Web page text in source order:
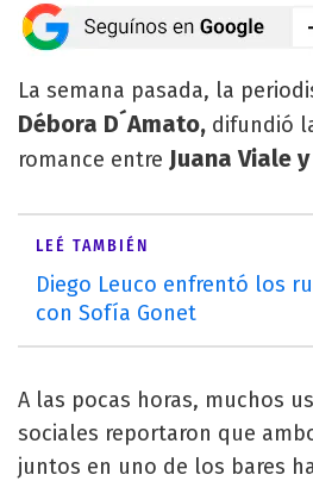
La semana pasada, la
Débora D´Amato, difundió
romance entre Juana Viale y
LEÉ TAMBIÉN
Diego Leuco enfrentó los
con Sofía Gonet
A las pocas horas, muchos
sociales reportaron que
juntos en uno de los bares